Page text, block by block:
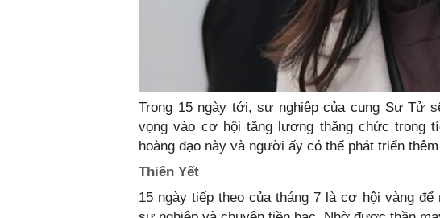
Trong 15 ngày tới, sự nghiệp của cung Sư Tử
vọng vào cơ hội tăng lương thăng chức trong
hoàng đạo này và người ấy có thể phát triển
Thiên Yết
15 ngày tiếp theo của tháng 7 là cơ hội vàng